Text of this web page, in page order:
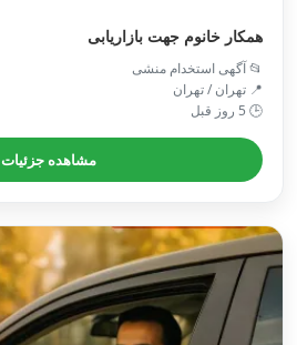
همکار خانوم جهت بازاریابی
📂 آگهی استخدام منشی
📍 تهران / تهران
🕒 5 روز قبل
مشاهده جزئیات